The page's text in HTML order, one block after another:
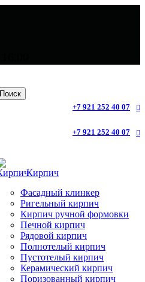
Поиск
+7 921 252 40 07
+7 921 252 40 07
Кирпич
Фасадный клинкер
Ригельный кирпич
Кирпич ручной формовки
Печной кирпич
Рядовой кирпич
Полнотелый кирпич
Пустотелый кирпич
Керамический кирпич
Поризованный кирпич